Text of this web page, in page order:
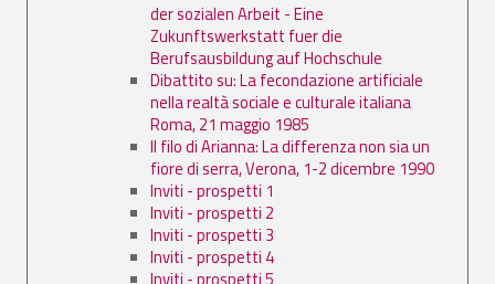
der sozialen Arbeit - Eine
Zukunftswerkstatt fuer die
Berufsausbildung auf Hochschule
Dibattito su: La fecondazione artificiale
nella realtà sociale e culturale italiana
Roma, 21 maggio 1985
Il filo di Arianna: La differenza non sia un
fiore di serra, Verona, 1-2 dicembre 1990
Inviti - prospetti 1
Inviti - prospetti 2
Inviti - prospetti 3
Inviti - prospetti 4
Inviti - prospetti 5